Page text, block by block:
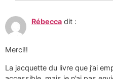
Rébecca dit :
Merci!!
La jacquette du livre que j’ai